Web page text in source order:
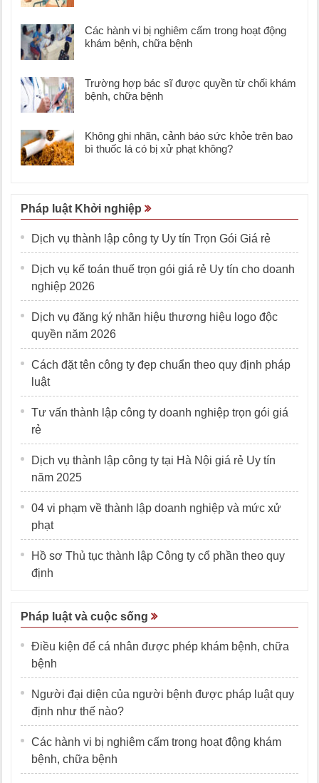
Các hành vi bị nghiêm cấm trong hoạt động
khám bệnh, chữa bệnh
Trường hợp bác sĩ được quyền từ chối khám
bệnh, chữa bệnh
Không ghi nhãn, cảnh báo sức khỏe trên bao
bì thuốc lá có bị xử phạt không?
Pháp luật Khởi nghiệp
Dịch vụ thành lập công ty Uy tín Trọn Gói Giá rẻ
Dịch vụ kế toán thuế trọn gói giá rẻ Uy tín cho doanh
nghiệp 2026
Dịch vụ đăng ký nhãn hiệu thương hiệu logo độc
quyền năm 2026
Cách đặt tên công ty đẹp chuẩn theo quy định pháp
luật
Tư vấn thành lập công ty doanh nghiệp trọn gói giá
rẻ
Dịch vụ thành lập công ty tại Hà Nội giá rẻ Uy tín
năm 2025
04 vi phạm về thành lập doanh nghiệp và mức xử
phạt
Hồ sơ Thủ tục thành lập Công ty cổ phần theo quy
định
Pháp luật và cuộc sống
Điều kiện để cá nhân được phép khám bệnh, chữa
bệnh
Người đại diện của người bệnh được pháp luật quy
định như thế nào?
Các hành vi bị nghiêm cấm trong hoạt động khám
bệnh, chữa bệnh